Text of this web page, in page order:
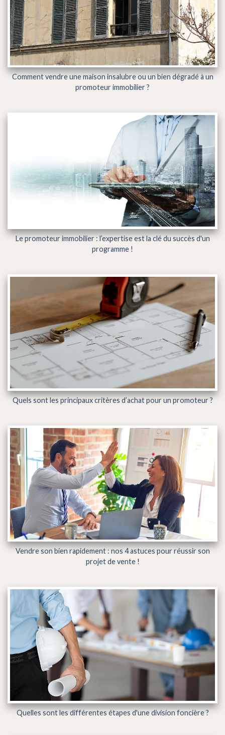
Comment vendre une maison insalubre ou un bien dégradé à un
promoteur immobilier ?
Le promoteur immobilier : l’expertise est la clé du succès d'un
programme !
Quels sont les principaux critères d’achat pour un promoteur ?
Vendre son bien rapidement : nos 4 astuces pour réussir son
projet de vente !
Quelles sont les différentes étapes d'une division foncière ?